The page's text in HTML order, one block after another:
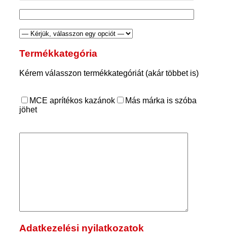
Termékkategória
Kérem válasszon termékkategóriát (akár többet is)
MCE aprítékos kazánok
Más márka is szóba
jöhet
Adatkezelési nyilatkozatok